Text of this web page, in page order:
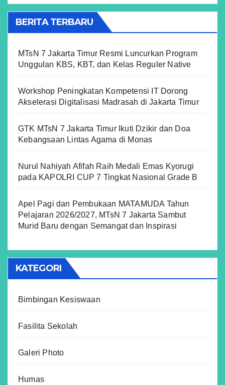
BERITA TERBARU
MTsN 7 Jakarta Timur Resmi Luncurkan Program
Unggulan KBS, KBT, dan Kelas Reguler Native
Workshop Peningkatan Kompetensi IT Dorong
Akselerasi Digitalisasi Madrasah di Jakarta Timur
GTK MTsN 7 Jakarta Timur Ikuti Dzikir dan Doa
Kebangsaan Lintas Agama di Monas
Nurul Nahiyah Afifah Raih Medali Emas Kyorugi
pada KAPOLRI CUP 7 Tingkat Nasional Grade B
Apel Pagi dan Pembukaan MATAMUDA Tahun
Pelajaran 2026/2027, MTsN 7 Jakarta Sambut
Murid Baru dengan Semangat dan Inspirasi
KATEGORI
Bimbingan Kesiswaan
Fasilita Sekolah
Galeri Photo
Humas